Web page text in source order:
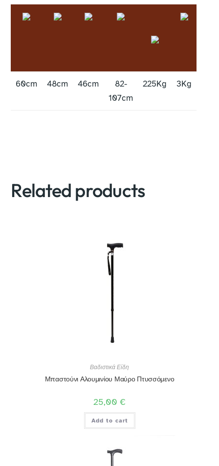
60cm 48cm 46cm
82-
107cm
225Kg 3Kg
Related products
Βαδιστικά Είδη
Μπαστούνι Αλουμινίου Μαύρο Πτυσσόμενο
25,00 €
Add to cart